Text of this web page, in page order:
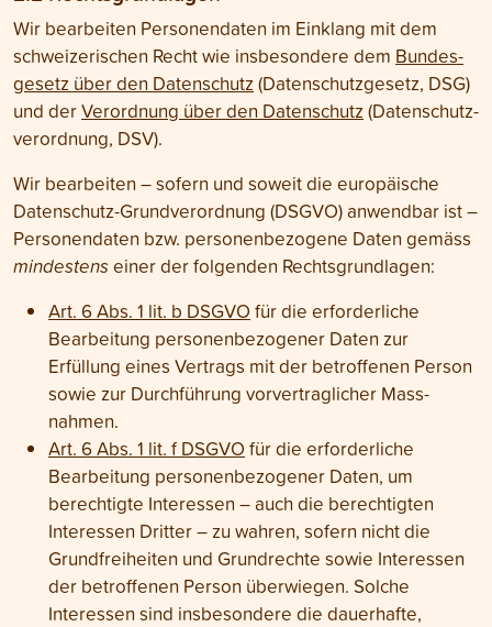
Wir bearbeiten Personen­daten im Einklang mit dem
schweizerischen Recht wie insbesondere dem Bundes­
gesetz über den Daten­schutz (Daten­schutz­gesetz, DSG)
und derVerordnung über den Daten­schutz (Daten­schutz­
verordnung, DSV).
Wir bearbeiten – sofern und soweit die europäische
Daten­schutz-Grund­verordnung (DSGVO) anwendbar ist –
Personen­daten bzw. personenbezogene Daten gemäss
mindestenseiner der folgenden Rechts­grundlagen:
Art. 6 Abs. 1 lit. b DSGVO für die erforderliche
Bearbeitung personen­bezogener Daten zur
Erfüllung eines Vertrags mit der betroffenen Person
sowie zur Durch­führung vor­vertraglicher Mass­
nahmen.
Art. 6 Abs. 1 lit. f DSGVO für die erforderliche
Bearbeitung personen­bezogener Daten, um
berechtigte Interessen – auch die berechtigten
Interessen Dritter – zu wahren, sofern nicht die
Grund­freiheiten und Grund­rechte sowie Interessen
der betroffenen Person überwiegen. Solche
Interessen sind insbesondere die dauerhafte,